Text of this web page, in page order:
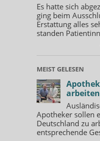
Es hatte sich
ging beim
Erstattung alles
standen
MEIST GELESEN
arbeiten
Apotheker sollen
Deutschland zu
entsprechende